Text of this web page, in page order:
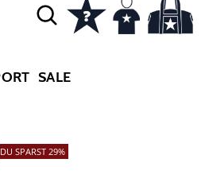
SALE
DU SPARST 29%